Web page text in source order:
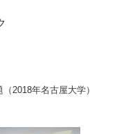
（2018年名古屋大学）